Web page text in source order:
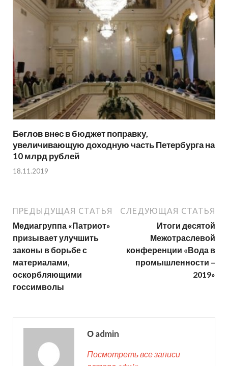
Беглов внес в бюджет поправку,
увеличивающую доходную часть Петербурга на
10 млрд рублей
18.11.2019
ПРЕДЫДУЩАЯ СТАТЬЯ
Медиагруппа «Патриот»
призывает улучшить
законы в борьбе с
материалами,
оскорбляющими
госсимволы
СЛЕДУЮЩАЯ СТАТЬЯ
Итоги десятой
Межотраслевой
конференции «Вода в
промышленности –
2019»
О admin
Посмотреть все записи